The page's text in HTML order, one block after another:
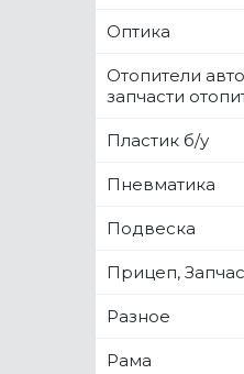
Оптика
Отопители
запчасти
Пластик б/у
Пневматика
Подвеска
Прицеп,
Разное
Рама